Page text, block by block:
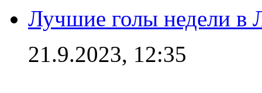
Лучшие голы недели в
21.9.2023, 12:35